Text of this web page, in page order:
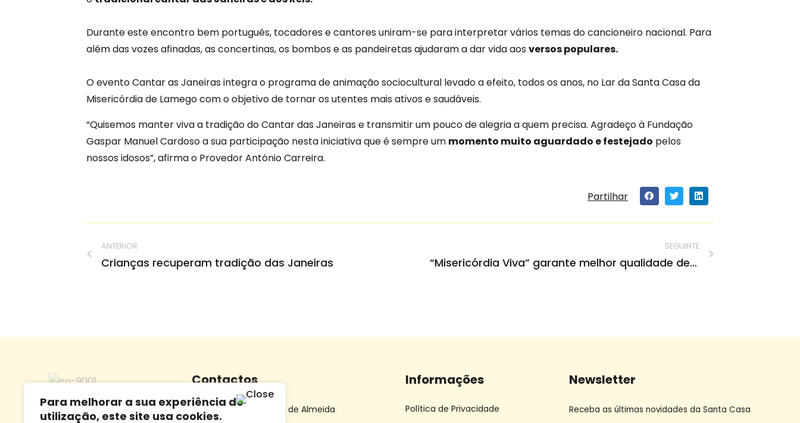
Para melhorar a sua experiência de
utilização, este site usa cookies.
Durante este encontro bem português, tocadores e cantores uniram-se para interpretar vários temas do cancioneiro nacional. Para
além das vozes afinadas, as concertinas, os bombos e as pandeiretas ajudaram a dar vida aosversos populares.
O evento Cantar as Janeiras integra o programa de animação sociocultural levado a efeito, todos os anos, no Lar da Santa Casa da
Misericórdia de Lamego com o objetivo de tornar os utentes mais ativos e saudáveis.
“Quisemos manter viva a tradição do Cantar das Janeiras e transmitir um pouco de alegria a quem precisa. Agradeço à Fundação
Gaspar Manuel Cardoso a sua participação nesta iniciativa que é sempre um momento muito aguardado e festejado pelos
nossos idosos”, afirma o Provedor António Carreira.
Partilhar
ANTERIOR
Crianças recuperam tradição das Janeiras
SEGUINTE
“Misericórdia Viva” garante melhor qualidade de vida
Contactos
Morada:Largo Dr. João de Almeida
Informações
Política de Privacidade
Newsletter
Receba as últimas novidades da Santa Casa